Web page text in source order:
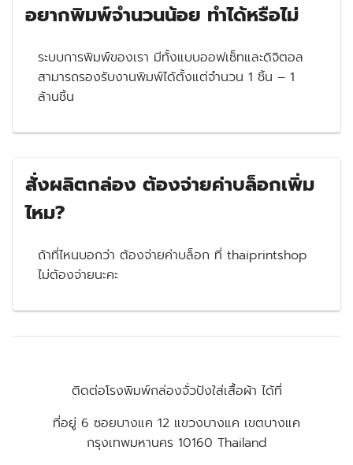
อยากพิมพ์จำนวนน้อย ทำได้หรือไม่
ระบบการพิมพ์ของเรา มีทั้งแบบออฟเซ็ทและดิจิตอล
สามารถรองรับงานพิมพ์ได้ตั้งแต่จำนวน 1 ชิ้น – 1
ล้านชิ้น
สั่งผลิตกล่อง ต้องจ่ายค่าบล็อกเพิ่ม
ไหม?
ถ้าที่ไหนบอกว่า ต้องจ่ายค่าบล็อก ที่ thaiprintshop
ไม่ต้องจ่ายนะคะ
ติดต่อโรงพิมพ์กล่องจั่วปังใส่เสื้อผ้า ได้ที่
ที่อยู่ 6 ซอยบางแค 12 แขวงบางแค เขตบางแค
กรุงเทพมหานคร 10160 Thailand